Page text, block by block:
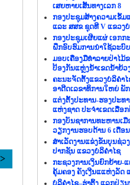
ເສຍຫາຍເສັ້ນທາງເລກ 8
ກອງປະຊຸມສ້າງຄວາມເຂັ້
ແລະ ສສຂ ຊຸດທີ V ແຂວງ
ກອງປະຊຸມເຜີຍແຜ່ ເອກ
ຝຶກອົບຮົມການນຳໃຊ້ລະບົ
ມອບເຄື່ອງມືທຳລາຍປ່າໄມ້
ປ້ອງກັນແຫຼ່ງນ້ຳເຂດນ້ຳຍ້ວ
ຄະນະຈັດຕັ້ງແຂວງບໍລິຄຳ
ອາດີດເລຂາທິການໃຫຍ່
ແຕ່ງຕັ້ງປະທານ-ຮອງປະທ
ແຫ່ງຊາດ ປະຈຳເຂດເລືອກ
ກອງບັນຊາການທະຫານເ
ວຽກງານຮອບດ້ານ 6 ເດືອ
ສຳເລັດງານແຂ່ງຂັນບຸນຊ່ວ
ປາກຊັນ ແຂວງບໍລິຄຳໄຊ
ກະຊວງການເງິນຍົກຍ້າຍ-
ຄຸ້ມຄອງ ຄັງເງີນແແຫ່ງລັດ
ບໍລິຄຳໄຊ–ຮ່າຕິ້ງ ແລກປ່ຽ